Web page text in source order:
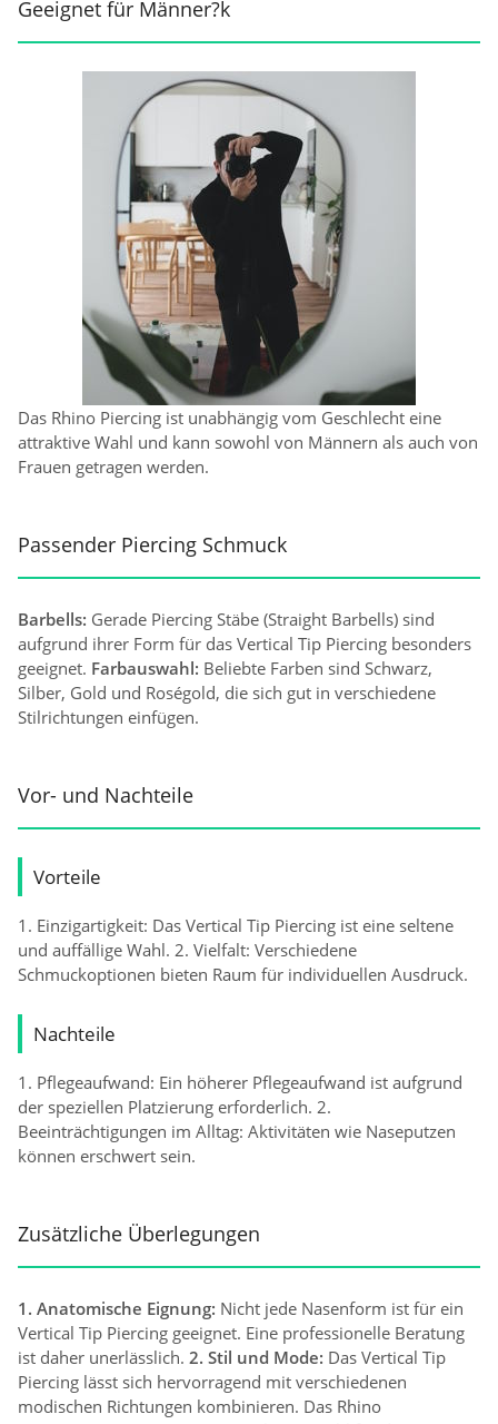
Geeignet für Männer?k
Das Rhino Piercing ist unabhängig vom Geschlecht eine
attraktive Wahl und kann sowohl von Männern als auch von
Frauen getragen werden.
Passender Piercing Schmuck
Barbells: Gerade Piercing Stäbe (Straight Barbells) sind
aufgrund ihrer Form für das Vertical Tip Piercing besonders
geeignet. Farbauswahl: Beliebte Farben sind Schwarz,
Silber, Gold und Roségold, die sich gut in verschiedene
Stilrichtungen einfügen.
Vor- und Nachteile
Vorteile
1. Einzigartigkeit: Das Vertical Tip Piercing ist eine seltene
und auffällige Wahl. 2. Vielfalt: Verschiedene
Schmuckoptionen bieten Raum für individuellen Ausdruck.
Nachteile
1. Pflegeaufwand: Ein höherer Pflegeaufwand ist aufgrund
der speziellen Platzierung erforderlich. 2.
Beeinträchtigungen im Alltag: Aktivitäten wie Naseputzen
können erschwert sein.
Zusätzliche Überlegungen
1. Anatomische Eignung: Nicht jede Nasenform ist für ein
Vertical Tip Piercing geeignet. Eine professionelle Beratung
ist daher unerlässlich. 2. Stil und Mode: Das Vertical Tip
Piercing lässt sich hervorragend mit verschiedenen
modischen Richtungen kombinieren. Das Rhino